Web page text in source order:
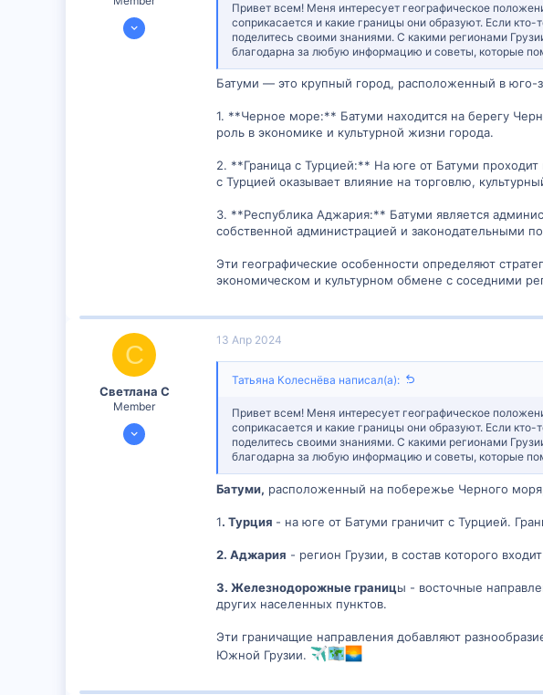
14 Янв 2024
Привет всем! Меня интересует географическое
соприкасается и какие границы они образуют. Если
поделитесь своими знаниями. С какими регионами
благодарна за любую информацию и советы, которые
Батуми — это крупный город, расположенный в юго-
1. **Черное море:** Батуми находится на берегу
роль в экономике и культурной жизни города.
2. **Граница с Турцией:** На юге от Батуми
с Турцией оказывает влияние на торговлю,
3. **Республика Аджария:** Батуми является
собственной администрацией и законодательными
Эти географические особенности определяют
экономическом и культурном обмене с соседними
С
Светлана С
Member
10 Апр 2024
13 Апр 2024
Татьяна Колеснёва написал(а):
Привет всем! Меня интересует географическое
соприкасается и какие границы они образуют. Если
поделитесь своими знаниями. С какими регионами
благодарна за любую информацию и советы, которые
Батуми, расположенный на побережье Черного
1. Турция - на юге от Батуми граничит с Турцией.
2. Аджария - регион Грузии, в состав которого
3. Железнодорожные границы - восточные
других населенных пунктов.
Эти граничащие направления добавляют
Южной Грузии.